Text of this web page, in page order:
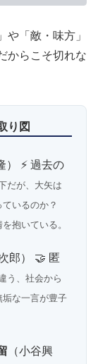
や「敵・味方」
からこそ切れな
り図
） ⚡️ 過去の
だが、大矢は
いるのか？
抱いている。
郎） 🤝 匿
う、社会から
な一言が豊子
（小谷興